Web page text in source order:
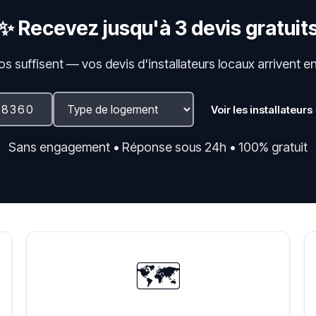
Recevez jusqu'à 3 devis
suffisent — vos devis d'installateurs locaux arrivent
Voir les
Sans engagement • Réponse sous 24h • 100% gratuit
🗺️